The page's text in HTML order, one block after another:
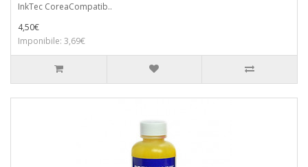
InkTec CoreaCompatib..
4,50€
Imponibile: 3,69€